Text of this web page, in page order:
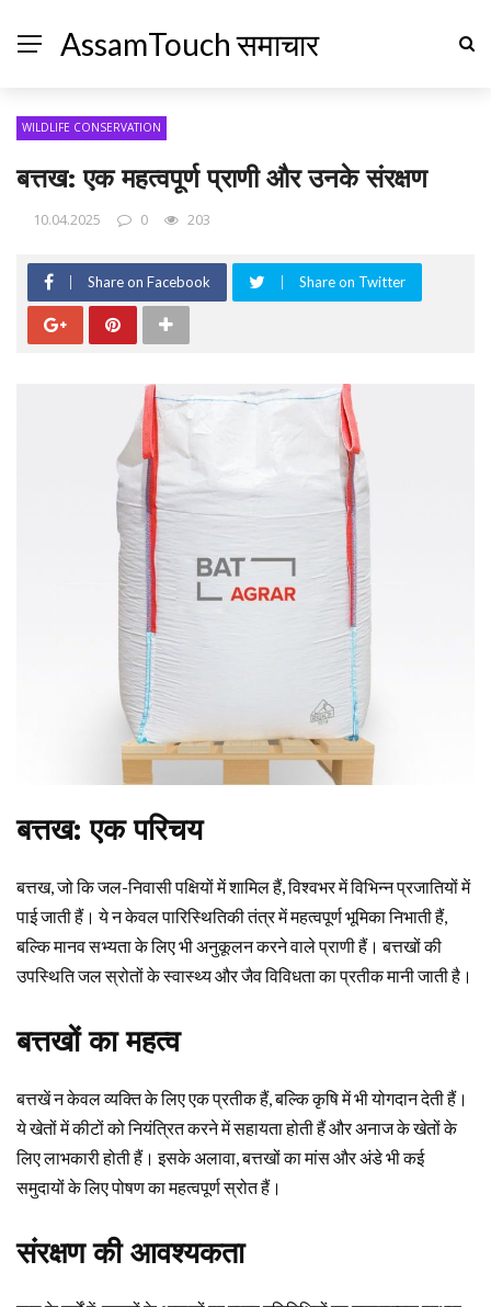
AssamTouch समाचार
WILDLIFE CONSERVATION
बत्तख: एक महत्वपूर्ण प्राणी और उनके संरक्षण
10.04.2025 0 203
Share on Facebook Share on Twitter
बत्तख: एक परिचय
बत्तख, जो कि जल-निवासी पक्षियों में शामिल हैं, विश्वभर में विभिन्न प्रजातियों में
पाई जाती हैं। ये न केवल पारिस्थितिकी तंत्र में महत्वपूर्ण भूमिका निभाती हैं,
बल्कि मानव सभ्यता के लिए भी अनुकूलन करने वाले प्राणी हैं। बत्तखों की
उपस्थिति जल स्रोतों के स्वास्थ्य और जैव विविधता का प्रतीक मानी जाती है।
बत्तखों का महत्व
बत्तखें न केवल व्यक्ति के लिए एक प्रतीक हैं, बल्कि कृषि में भी योगदान देती हैं।
ये खेतों में कीटों को नियंत्रित करने में सहायता होती हैं और अनाज के खेतों के
लिए लाभकारी होती हैं। इसके अलावा, बत्तखों का मांस और अंडे भी कई
समुदायों के लिए पोषण का महत्वपूर्ण स्रोत हैं।
संरक्षण की आवश्यकता